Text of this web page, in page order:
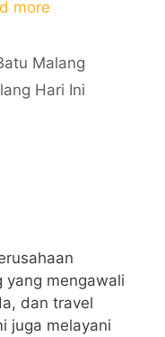
more
Malang
Hari Ini
yang mengawali
dan travel
juga melayani